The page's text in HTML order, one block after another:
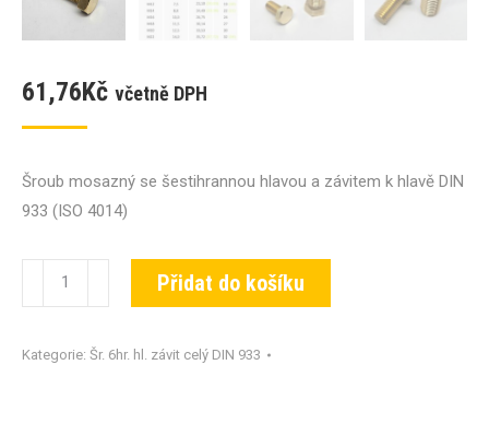
61,76Kč včetně DPH
Šroub mosazný se šestihrannou hlavou a závitem k hlavě DIN
933 (ISO 4014)
MS-
Přidat do košíku
Kategorie: Šr. 6hr. hl. závit celý DIN 933